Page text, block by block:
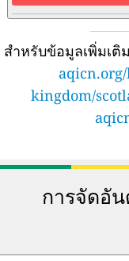
สำหรับข้อมูลเพิ่มเ
kingdom/
การจัดอั